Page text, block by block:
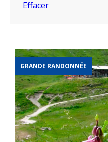
Effacer
GRANDE RANDONNÉE